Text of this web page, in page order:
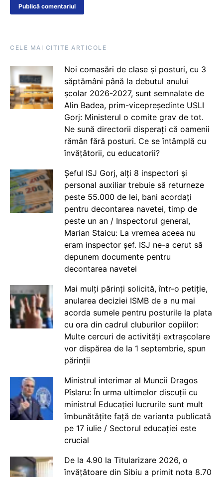
CELE MAI CITITE ARTICOLE
Noi comasări de clase și posturi, cu 3
săptămâni până la debutul anului
școlar 2026-2027, sunt semnalate de
Alin Badea, prim-vicepreședinte USLI
Gorj: Ministerul o comite grav de tot.
Ne sună directorii disperați că oamenii
rămân fără posturi. Ce se întâmplă cu
învățătorii, cu educatorii?
Șeful ISJ Gorj, alți 8 inspectori și
personal auxiliar trebuie să returneze
peste 55.000 de lei, bani acordați
pentru decontarea navetei, timp de
peste un an / Inspectorul general,
Marian Staicu: La vremea aceea nu
eram inspector șef. ISJ ne-a cerut să
depunem documente pentru
decontarea navetei
Mai mulți părinți solicită, într-o petiție,
anularea deciziei ISMB de a nu mai
acorda sumele pentru posturile la plata
cu ora din cadrul cluburilor copiilor:
Multe cercuri de activități extrașcolare
vor dispărea de la 1 septembrie, spun
părinții
Ministrul interimar al Muncii Dragos
Pîslaru: În urma ultimelor discuții cu
ministrul Educației lucrurile sunt mult
îmbunătățite față de varianta publicată
pe 17 iulie / Sectorul educației este
crucial
De la 4.90 la Titularizare 2026, o
învățătoare din Sibiu a primit nota 8.70